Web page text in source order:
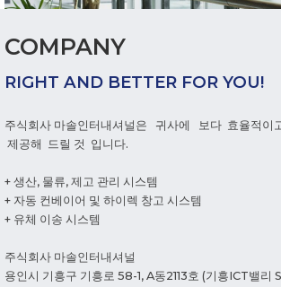
COMPANY
RIGHT AND BETTER FOR YOU!
주식회사 마솔인터내셔널은 귀사에 보다 효율적이
제공해 드릴 것 입니다.
+ 생산, 물류, 제고 관리 시스템
+ 자동 컨베이어 및 하이렉 창고 시스템
+ 유체 이송 시스템
주식회사 마솔인터내셔널
용인시 기흥구 기흥로 58-1, A동2113호 (기흥ICT밸리